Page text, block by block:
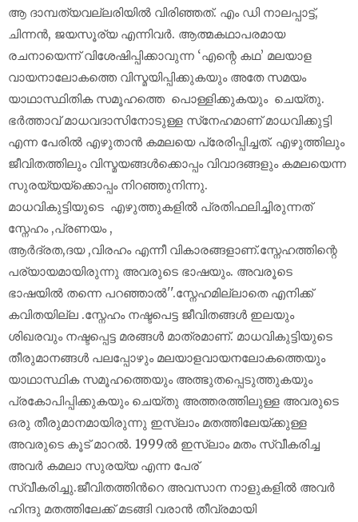
ആ ദാമ്പത്യവല്ലരിയില്‍ വിരിഞ്ഞത്. എം ഡി നാലപ്പാട്ട്,
ചിന്നന്‍, ജയസൂര്യ എന്നിവര്‍. ആത്മകഥാപരമായ
രചനായെന്ന് വിശേഷിപ്പിക്കാവുന്ന ‘എന്റെ കഥ’ മലയാള
വായനാലോകത്തെ വിസ്മയിപ്പിക്കുകയും അതേ സമയം
യാഥാസ്ഥിതിക സമൂഹത്തെ പൊള്ളിക്കുകയും ചെയ്തു.
ഭര്‍ത്താവ് മാധവദാസിനോടുള്ള സ്‌നേഹമാണ് മാധവിക്കുട്ടി
എന്ന പേരില്‍ എഴുതാന്‍ കമലയെ പ്രേരിപ്പിച്ചത്. എഴുത്തിലും
ജീവിതത്തിലും വിസ്മയങ്ങള്‍ക്കൊപ്പം വിവാദങ്ങളും കമലയെന്ന
സുരയ്യയ്‌ക്കൊപ്പം നിറഞ്ഞുനിന്നു.
മാധവികുട്ടിയുടെ എഴുത്തുകളില്‍ പ്രതിഫലിച്ചിരുന്നത്
സ്നേഹം ,പ്രണയം ,
ആര്‍ദ്രത,ദയ ,വിരഹം എന്നീ വികാരങ്ങളാണ്.സ്നേഹത്തിന്റെ
പര്യായമായിരുന്നു അവരുടെ ഭാഷയും. അവരൂടെ
ഭാഷയില്‍ തന്നെ പറഞ്ഞാല്‍''.സ്നേഹമില്ലാതെ എനിക്ക്
കവിതയില്ല .സ്നേഹം നഷ്ടപെട്ട ജീവിതങ്ങള്‍ ഇലയും
ശിഖരവും നഷ്ടപ്പെട്ട മരങ്ങള്‍ മാത്രമാണ്. മാധവികുട്ടിയുടെ
തീരുമാനങ്ങള്‍ പലപ്പോഴും മലയാളവായനലോകത്തെയും
യാഥാസ്ഥിക സമൂഹത്തെയും അത്ഭുതപ്പെടുത്തുകയും
പ്രകോപിപ്പിക്കുകയും ചെയ്തു അത്തരത്തിലുള്ള അവരുടെ
ഒരു തീരുമാനമായിരുന്നു ഇസ്ലാം മതത്തിലേയ്ക്കുള്ള
അവരുടെ കൂട് മാറല്‍. 1999ൽ ഇസ്‌ലാം മതം സ്വീകരിച്ച
അവര്‍ കമലാ സുരയ്യ എന്ന പേര്
സ്വീകരിച്ചു.ജീവിതത്തിൻറെ അവസാന നാളുകളിൽ അവർ
ഹിന്ദു മതത്തിലേക്ക് മടങ്ങി വരാൻ തീവ്രമായി